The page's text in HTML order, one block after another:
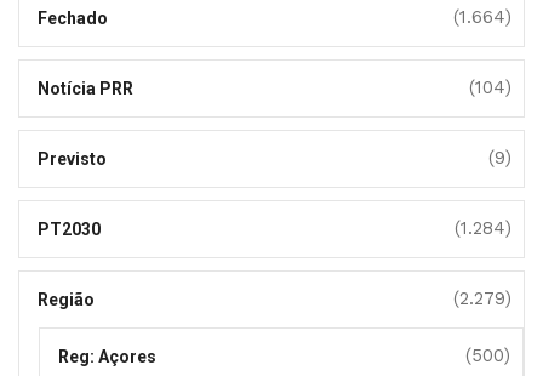
Fechado (1.664)
Notícia PRR (104)
Previsto (9)
PT2030 (1.284)
Região (2.279)
Reg: Açores (500)